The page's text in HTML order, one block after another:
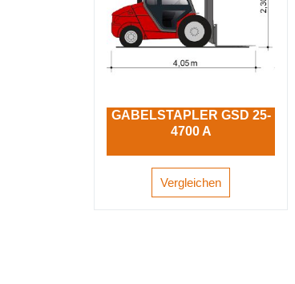
GABELSTAPLER GSD 25-
4700 A
Vergleichen